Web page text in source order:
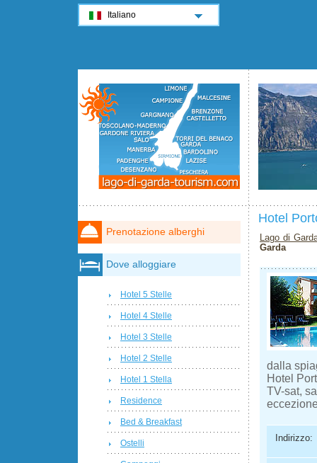
Hotel
Lago di
Garda
dalla
Hotel
TV-sat,
Indirizzo:
Prenotazione alberghi
Dove alloggiare
Hotel 5 Stelle
Hotel 4 Stelle
Hotel 3 Stelle
Hotel 2 Stelle
Hotel 1 Stella
Residence
Bed & Breakfast
Ostelli
Italiano